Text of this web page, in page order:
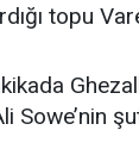
topu
Sowe’nin